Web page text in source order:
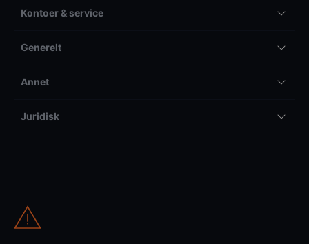
Kontoer & service
Generelt
Annet
Juridisk